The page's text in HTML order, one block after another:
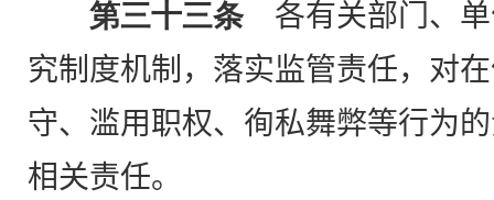
第三十三条各有关部门、单
究制度机制，落实监管责任，对
守、滥用职权、徇私舞弊等行为
相关责任。